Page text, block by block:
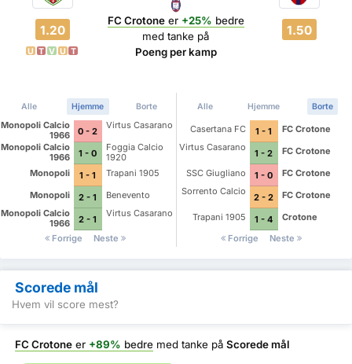
1.20
U T V U T
FC Crotoneer +25% bedre
med tanke på
Poeng per kamp
1.50
Alle Hjemme Borte
Monopoli Calcio
1966
0 - 2
Virtus Casarano
Monopoli Calcio
1966
1 - 0
Foggia Calcio
1920
Monopoli
1 - 1
Trapani 1905
Monopoli
2 - 1
Benevento
Monopoli Calcio
1966
2 - 1
Virtus Casarano
Forrige Neste
Alle Hjemme Borte
Casertana FC 1 - 1
FC Crotone
Virtus Casarano
1 - 2
FC Crotone
SSC Giugliano
1 - 0
FC Crotone
Sorrento Calcio
2 - 2
FC Crotone
Trapani 1905
1 - 4
Crotone
Forrige
Neste
Scorede mål
Hvem vil score mest?
FC Crotone er +89% bedre med tanke på Scorede mål